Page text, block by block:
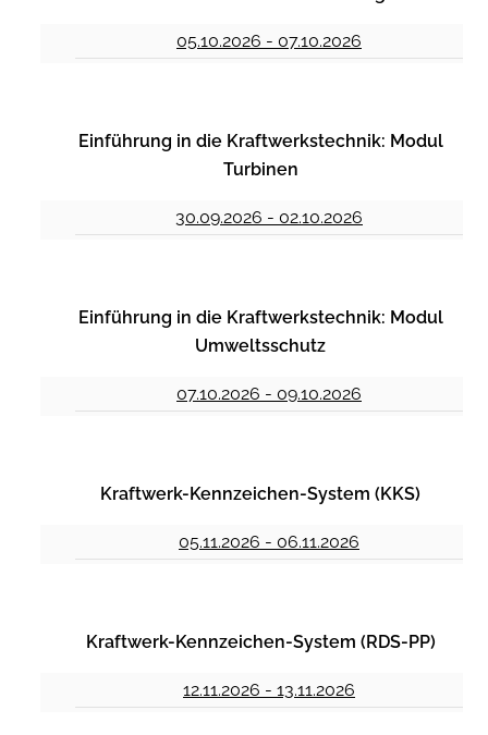
05.10.2026 - 07.10.2026
Einführung in die Kraftwerkstechnik: Modul
Turbinen
30.09.2026 - 02.10.2026
Einführung in die Kraftwerkstechnik: Modul
Umweltsschutz
07.10.2026 - 09.10.2026
Kraftwerk-Kennzeichen-System (KKS)
05.11.2026 - 06.11.2026
Kraftwerk-Kennzeichen-System (RDS-PP)
12.11.2026 - 13.11.2026